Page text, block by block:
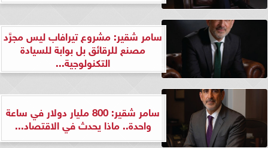
سامر شقير: مشروع تيرافاب ليس مجرَّد
مصنع للرقائق بل بوابة للسيادة
التكنولوجية...
سامر شقير: 800 مليار دولار في ساعة
واحدة.. ماذا يحدث في الاقتصاد...